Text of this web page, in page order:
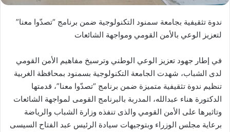
ندوة تثقيفية بجامعة سمنود التكنولوجية ضمن برنامج “تصدّوا معنا”
لتعزيز الوعي بالأمن القومي ومواجهة الشائعات
في إطار جهود تعزيز الوعي الوطني وترسيخ مفاهيم الأمن القومي
لدى الشباب، شهدت الجامعة التكنولوجية بسمنود بمحافظة الغربية
تنظيم ندوة تثقيفية متميزة ضمن برنامج “تصدّوا معنا”، قدمتها
الدكتورة هناء عبدالله، المدربة بالبرنامج القومى لمواجهة الشائعات
وتاثيرها على الأمن القومي والذى تنفذه وزارة الشباب والرياضة
برعاية مجلس الوزراء وبتوجيهات سيادة الرئيس عبد الفتاح السيسى